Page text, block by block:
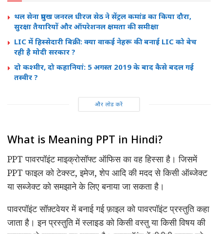
थल सेना प्रमुख जनरल धीरज सेठ ने सेंट्रल कमांड का किया दौरा,
सुरक्षा तैयारियों और ऑपरेशनल क्षमता की समीक्षा
LIC में हिस्सेदारी बिक्री: क्या वाकई नेहरू की बनाई LIC को बेच
रही है मोदी सरकार ?
दो कश्मीर, दो कहानियां: 5 अगस्त 2019 के बाद कैसे बदल गई
तस्वीर ?
और लोड करें
What is Meaning PPT in Hindi?
PPT पावरपॉइंट माइक्रोसॉफ्ट ऑफिस का वह हिस्सा है। जिसमें
PPT फाइल को टेक्स्ट, इमेज, शेप आदि की मदद से किसी ऑब्जेक्ट
या सब्जेक्ट को समझाने के लिए बनाया जा सकता है।
पावरपॉइंट सॉफ़्टवेयर में बनाई गई फ़ाइल को पावरपॉइंट प्रस्तुति कहा
जाता है। इन प्रस्तुति में स्लाइड को किसी वस्तु या किसी विषय की